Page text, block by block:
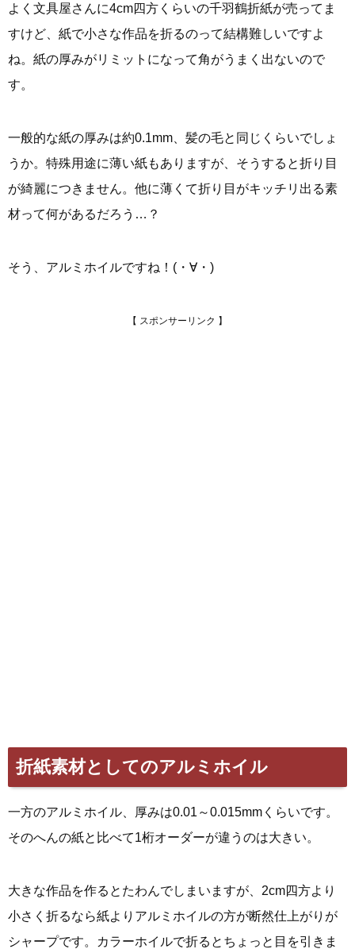
よく文具屋さんに4cm四方くらいの千羽鶴折紙が売ってま
すけど、紙で小さな作品を折るのって結構難しいですよ
ね。紙の厚みがリミットになって角がうまく出ないので
す。
一般的な紙の厚みは約0.1mm、髪の毛と同じくらいでしょ
うか。特殊用途に薄い紙もありますが、そうすると折り目
が綺麗につきません。他に薄くて折り目がキッチリ出る素
材って何があるだろう…？
そう、アルミホイルですね！(・∀・)
折紙素材としてのアルミホイル
一方のアルミホイル、厚みは0.01～0.015mmくらいです。
そのへんの紙と比べて1桁オーダーが違うのは大きい。
大きな作品を作るとたわんでしまいますが、2cm四方より
小さく折るなら紙よりアルミホイルの方が断然仕上がりが
シャープです。カラーホイルで折るとちょっと目を引きま